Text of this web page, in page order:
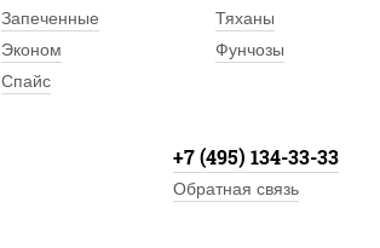
Запеченные
Эконом
Спайс
Тяханы
Фунчозы
+7 (495) 134-33-33
Обратная связь